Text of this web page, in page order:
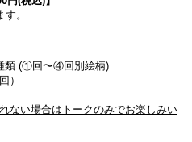
。
類 (①回〜④回別絵柄)
）
ない場合はトークのみでお楽しみい